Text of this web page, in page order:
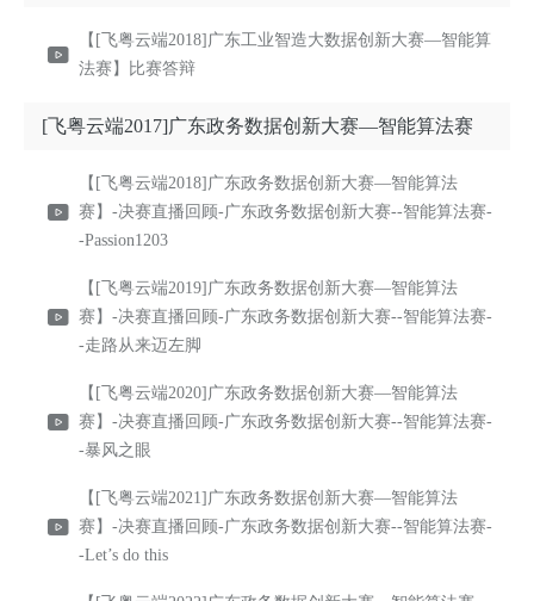
【[飞粤云端2018]广东工业智造大数据创新大赛—智能算
法赛】比赛答辩
[飞粤云端2017]广东政务数据创新大赛—智能算法赛
【[飞粤云端2018]广东政务数据创新大赛—智能算法
赛】-决赛直播回顾-广东政务数据创新大赛--智能算法赛-
-Passion1203
【[飞粤云端2019]广东政务数据创新大赛—智能算法
赛】-决赛直播回顾-广东政务数据创新大赛--智能算法赛-
-走路从来迈左脚
【[飞粤云端2020]广东政务数据创新大赛—智能算法
赛】-决赛直播回顾-广东政务数据创新大赛--智能算法赛-
-暴风之眼
【[飞粤云端2021]广东政务数据创新大赛—智能算法
赛】-决赛直播回顾-广东政务数据创新大赛--智能算法赛-
-Let’s do this